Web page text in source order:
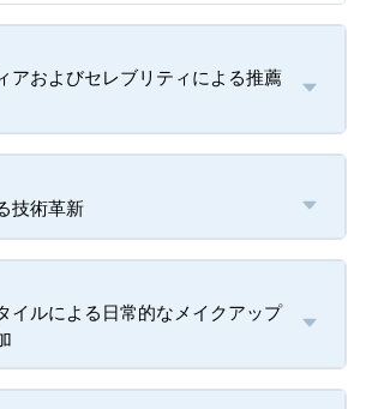
アおよびセレブリティによる推薦
技術革新
イルによる日常的なメイクアップ